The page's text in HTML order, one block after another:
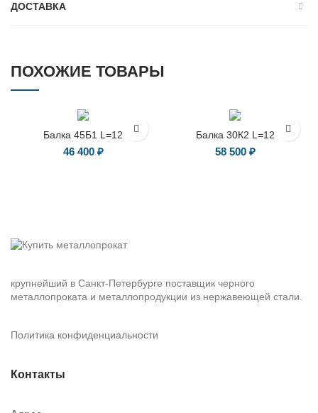
ДОСТАВКА
ПОХОЖИЕ ТОВАРЫ
Балка 45Б1 L=12
46 400 ₽
Балка 30К2 L=12
58 500 ₽
крупнейший в Санкт-Петербурге поставщик черного
металлопроката и металлопродукции из нержавеющей стали.
Политика конфиденциальности
Контакты